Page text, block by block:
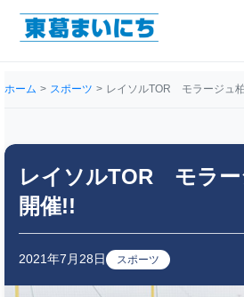
ホーム スポーツ レイソルTOR モラージュ
レイソルTOR モラー
開催!!
2021年7月28日 スポーツ